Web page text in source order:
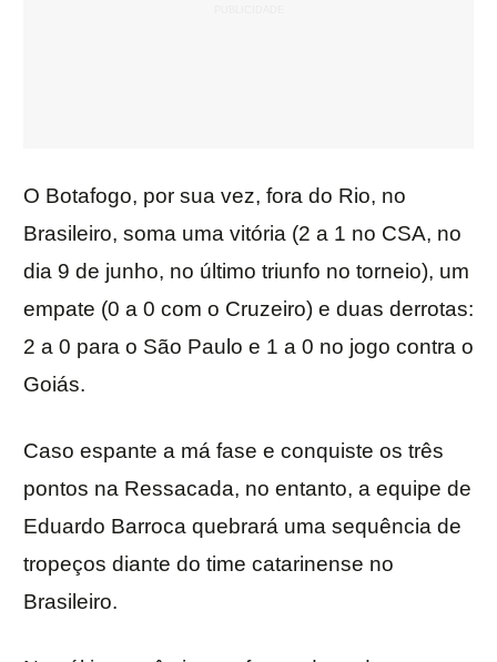
O Botafogo, por sua vez, fora do Rio, no
Brasileiro, soma uma vitória (2 a 1 no CSA, no
dia 9 de junho, no último triunfo no torneio), um
empate (0 a 0 com o Cruzeiro) e duas derrotas:
2 a 0 para o São Paulo e 1 a 0 no jogo contra o
Goiás.
Caso espante a má fase e conquiste os três
pontos na Ressacada, no entanto, a equipe de
Eduardo Barroca quebrará uma sequência de
tropeços diante do time catarinense no
Brasileiro.